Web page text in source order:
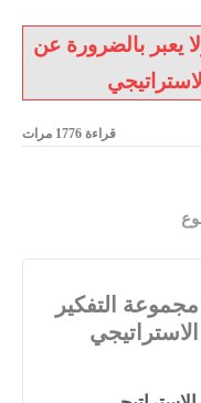
يعبر بالضرورة عن
قراءة 1776 مرات
مجموعة التفكير
الاستراتيجي